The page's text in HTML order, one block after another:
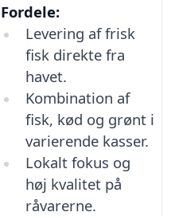
Fordele:
Levering af frisk
fisk direkte fra
havet.
Kombination af
fisk, kød og grønt i
varierende kasser.
Lokalt fokus og
høj kvalitet på
råvarerne.